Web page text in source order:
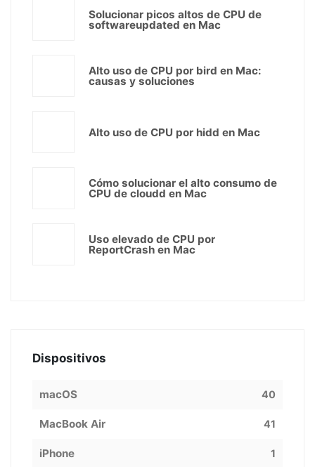
Solucionar picos altos de CPU de
softwareupdated en Mac
Alto uso de CPU por bird en Mac:
causas y soluciones
Alto uso de CPU por hidd en Mac
Cómo solucionar el alto consumo de
CPU de cloudd en Mac
Uso elevado de CPU por
ReportCrash en Mac
Dispositivos
macOS 40
MacBook Air 41
iPhone 1